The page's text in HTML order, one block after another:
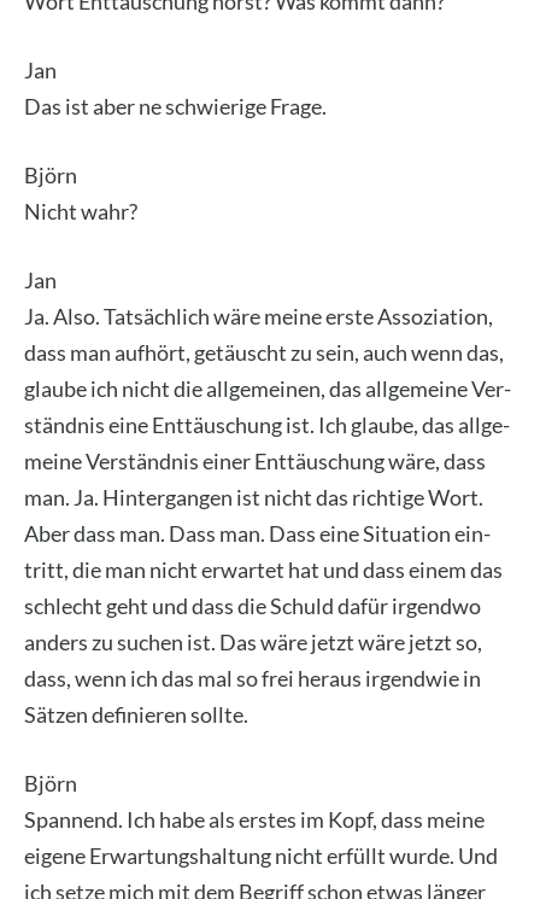
Jan
Das ist aber ne schwie­ri­ge Fra­ge.
Björn
Nicht wahr?
Jan
Ja. Also. Tat­säch­lich wäre mei­ne ers­te Asso­zia­ti­on,
dass man auf­hört, getäuscht zu sein, auch wenn das,
glau­be ich nicht die all­ge­mei­nen, das all­ge­mei­ne Ver­
ständ­nis eine Ent­täu­schung ist. Ich glau­be, das all­ge­
mei­ne Ver­ständ­nis einer Ent­täu­schung wäre, dass
man. Ja. Hin­ter­gan­gen ist nicht das rich­ti­ge Wort.
Aber dass man. Dass man. Dass eine Situa­ti­on ein­
tritt, die man nicht erwar­tet hat und dass einem das
schlecht geht und dass die Schuld dafür irgend­wo
anders zu suchen ist. Das wäre jetzt wäre jetzt so,
dass, wenn ich das mal so frei her­aus irgend­wie in
Sät­zen defi­nie­ren soll­te.
Björn
Span­nend. Ich habe als ers­tes im Kopf, dass mei­ne
eige­ne Erwar­tungs­hal­tung nicht erfüllt wur­de. Und
ich set­ze mich mit dem Begriff schon etwas län­ger